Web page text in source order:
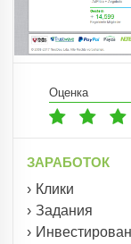
Оценка
ЗАРАБОТОК
Клики
Задания